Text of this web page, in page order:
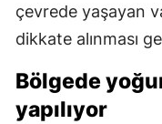
çevrede yaşayan
dikkate alınması
Bölgede
yapılıyor